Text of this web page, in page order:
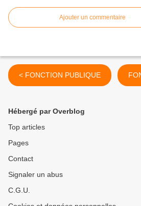
Ajouter un commentaire
< FONCTION PUBLIQUE
Hébergé par Overblog
Top articles
Pages
Contact
Signaler un abus
C.G.U.